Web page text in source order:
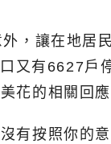
，讓在地居
又有6627戶
花的相關回
有按照你的